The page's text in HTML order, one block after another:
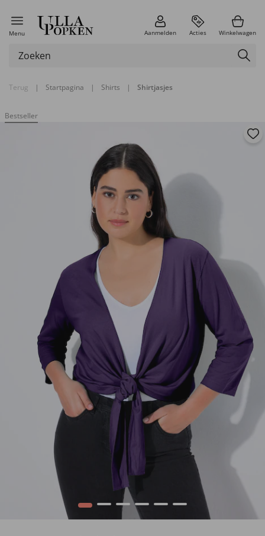
Menu Aanmelden Acties Winkelwagen
Terug | Startpagina | Shirts | Shirtjasjes
Bestseller
1 2 3 4 5 6